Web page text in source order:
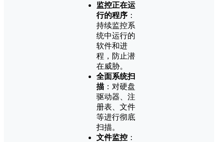
监控正在运
行的程序 ：
持续监控系
统中运行的
软件和进
程，防止潜
在威胁。
全面系统扫
描 ：对硬盘
驱动器、注
册表、文件
等进行彻底
扫描。
文件监控 ：